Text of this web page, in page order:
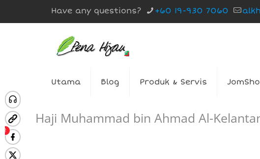
Have any questions? +60 19-930 7060
Utama Blog Produk & Servis
Haji Muhammad bin Ahmad Al-